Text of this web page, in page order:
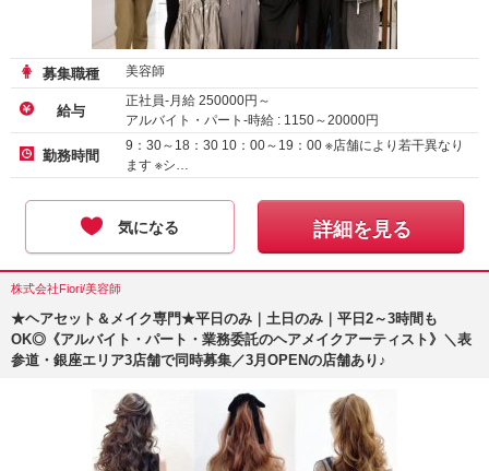
募集職種 美容師
給与
正社員-月給 250000円～
アルバイト・パート-時給 : 1150～20000円
勤務時間
9：30～18：30 10：00～19：00 ※店舗により若干異なり
ます ※シ…
気になる 詳細を見る
株式会社Fiori/美容師
★ヘアセット＆メイク専門★平日のみ｜土日のみ｜平日2～3時間も
OK◎《アルバイト・パート・業務委託のヘアメイクアーティスト》＼表
参道・銀座エリア3店舗で同時募集／3月OPENの店舗あり♪